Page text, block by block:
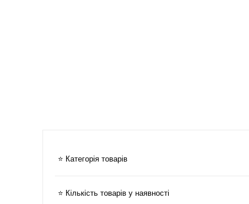
⭐ Категорія товарів
⭐ Кількість товарів у наявності